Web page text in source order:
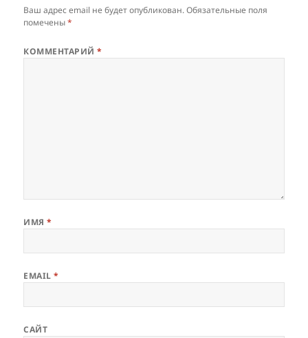
Ваш адрес email не будет опубликован. Обязательные поля
помечены*
КОММЕНТАРИЙ*
ИМЯ*
EMAIL*
САЙТ